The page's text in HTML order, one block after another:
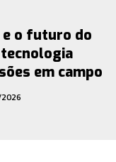
o futuro do
em campo